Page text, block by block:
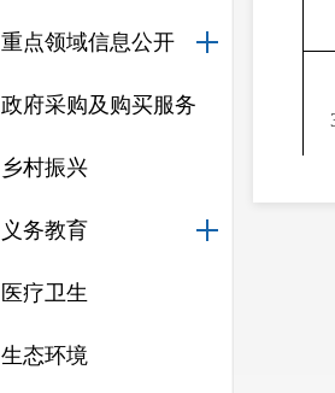
重点领域信息公开
政府采购及购买服务
乡村振兴
义务教育
医疗卫生
生态环境